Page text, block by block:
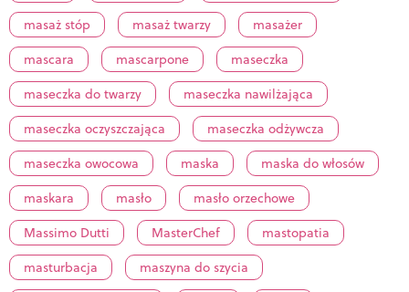
masaż stóp
masaż twarzy
masażer
mascara
mascarpone
maseczka
maseczka do twarzy
maseczka nawilżająca
maseczka oczyszczająca
maseczka odżywcza
maseczka owocowa
maska
maska do włosów
maskara
masło
masło orzechowe
Massimo Dutti
MasterChef
mastopatia
masturbacja
maszyna do szycia